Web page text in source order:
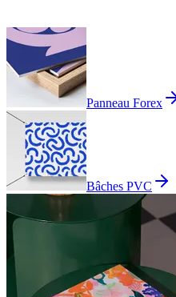
Panneau Forex
Bâches PVC